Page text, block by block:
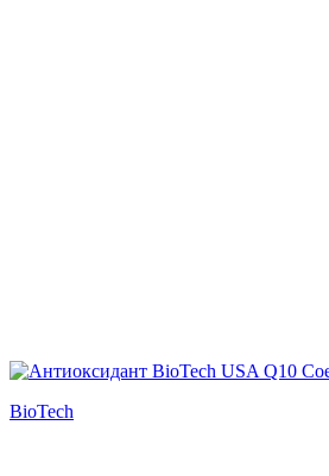
BioTech